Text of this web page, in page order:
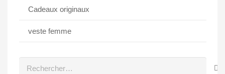
Cadeaux originaux
veste femme